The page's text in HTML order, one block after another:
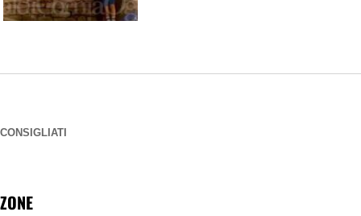
CONSIGLIATI
ZONE